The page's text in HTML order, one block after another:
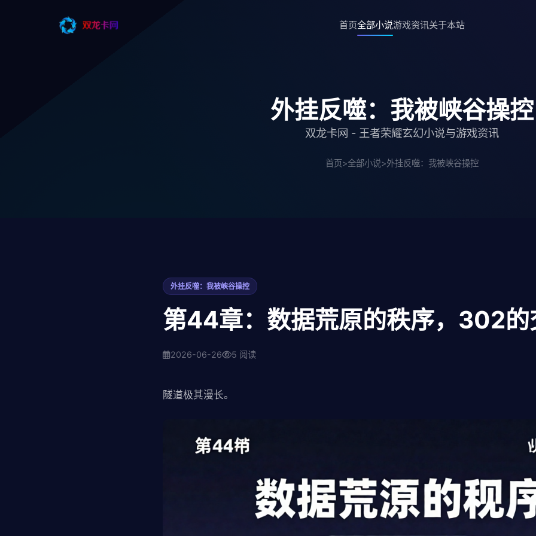
首页全部小说游戏资讯关于本站
外挂反噬：我被峡谷操控
双龙卡网 - 王者荣耀玄幻小说与游戏资讯
首页>全部小说>外挂反噬：我被峡谷操控
外挂反噬：我被峡谷操控
第44章：数据荒原的秩序，302的
2026-06-26 5 阅读
隧道极其漫长。